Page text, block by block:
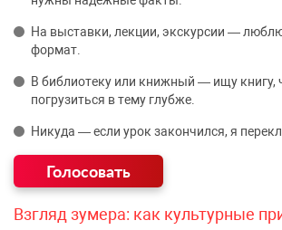
На выставки, лекции, экскурсии —
формат.
В библиотеку или книжный — ищу книгу,
погрузиться в тему глубже.
Никуда — если урок закончился, я
Взгляд зумера: как культурные